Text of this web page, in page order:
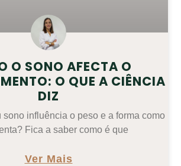
O SONO AFECTA O
O QUE A CIÊNCIA
DIZ
sono influência o peso e a forma como
Fica a saber como é que
Ver Mais